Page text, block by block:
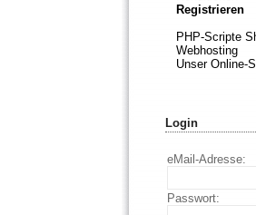
Registrieren
PHP-Scripte
Webhosting
Unser Online-
Login
eMail-Adresse:
Passwort: